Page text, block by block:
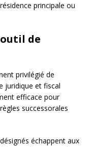
principale ou
outil de
privilégié de
juridique et fiscal
efficace pour
successorales
échappent aux